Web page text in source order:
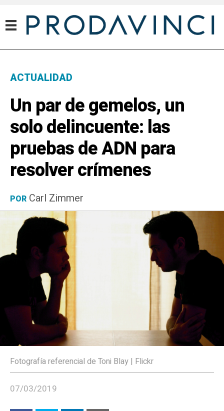
ACTUALIDAD
Un par de gemelos, un
solo delincuente: las
pruebas de ADN para
resolver crímenes
POR Carl Zimmer
Fotografía referencial de Toni Blay | Flickr
07/03/2019